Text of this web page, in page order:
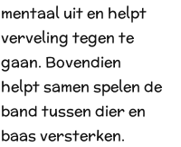
mentaal uit en helpt
verveling tegen te
gaan. Bovendien
helpt samen spelen de
band tussen dier en
baas versterken.